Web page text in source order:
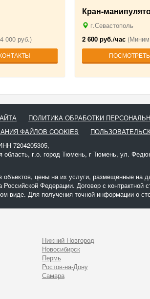
000 руб.)
Кран-
г.Севастополь
2 600 руб./час
ПОЛИТИКА ОБРАБОТКИ
ФАЙЛОВ COOKIES
7204205305,
область, г.о. город Тюмень, г Тюмень, ул.
цены на их услуги, размещенные на
Российской Федерации. Договор с
виде. Для получения точной информации о
Нижний Новгород
Новосибирск
Пермь
Ростов-на-Дону
Самара